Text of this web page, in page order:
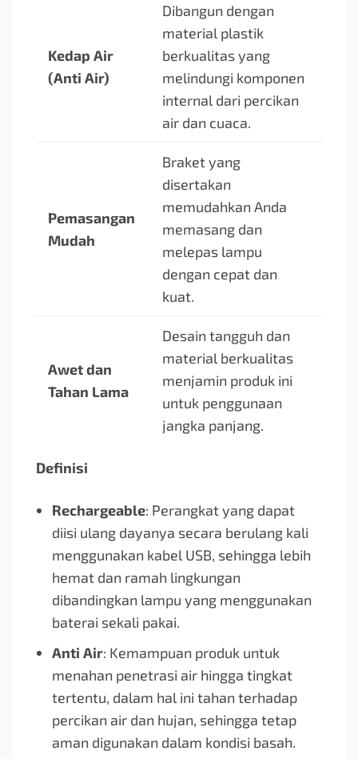
Kedap Air
(Anti Air)
Dibangun dengan
material plastik
berkualitas yang
melindungi komponen
internal dari percikan
air dan cuaca.
Pemasangan
Mudah
Braket yang
disertakan
memudahkan Anda
memasang dan
melepas lampu
dengan cepat dan
kuat.
Awet dan
Tahan Lama
Desain tangguh dan
material berkualitas
menjamin produk ini
untuk penggunaan
jangka panjang.
Definisi
Rechargeable: Perangkat yang dapat
diisi ulang dayanya secara berulang kali
menggunakan kabel USB, sehingga lebih
hemat dan ramah lingkungan
dibandingkan lampu yang menggunakan
baterai sekali pakai.
Anti Air: Kemampuan produk untuk
menahan penetrasi air hingga tingkat
tertentu, dalam hal ini tahan terhadap
percikan air dan hujan, sehingga tetap
aman digunakan dalam kondisi basah.